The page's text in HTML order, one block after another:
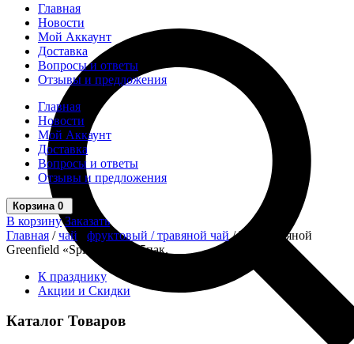
Главная
Новости
Мой Аккаунт
Доставка
Вопросы и ответы
Отзывы и предложения
Главная
Новости
Мой Аккаунт
Доставка
Вопросы и ответы
Отзывы и предложения
Корзина 0
В корзину Заказать
Главная /чай фруктовый / травяной чай/ Чай травяной
Greenfield «Spirit Mate» 25пак.
К празднику
Акции и Скидки
Каталог Товаров